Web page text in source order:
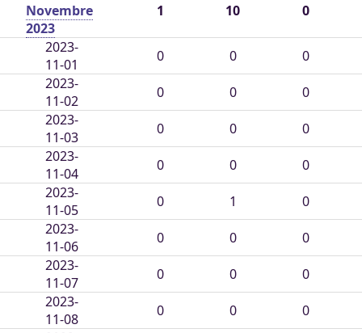
Novembre
2023
1 10 0
2023-
11-01
0 0
0
2023-
11-02
0 0
0
2023-
11-03
0 0
0
2023-
11-04
0 0
0
2023-
11-05
0 1
0
2023-
11-06
0 0
0
2023-
11-07
0 0
0
2023-
11-08
0 0
0